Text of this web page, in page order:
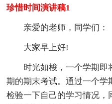
珍惜时间演讲稿1
亲爱的老师，同学们：
大家早上好!
时光如梭，一个学期即
期的期末考试。通过一个学
检验一下自己的学习情况